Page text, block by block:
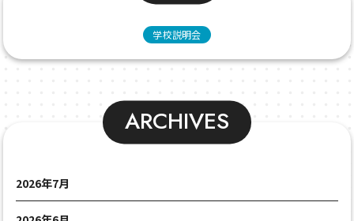
学校説明会
ARCHIVES
2026年7月